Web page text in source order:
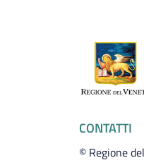
CONTATTI
© Regione